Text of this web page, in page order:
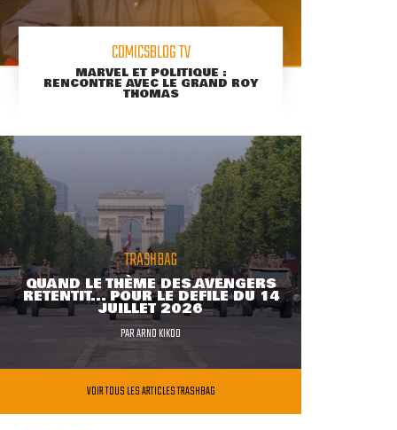
COMICSBLOG TV
MARVEL ET POLITIQUE :
RENCONTRE AVEC LE GRAND ROY
THOMAS
TRASHBAG
QUAND LE THÈME DES AVENGERS
RETENTIT... POUR LE DÉFILÉ DU 14
JUILLET 2026
PARARNO KIKOO
VOIR TOUS LES ARTICLES TRASHBAG